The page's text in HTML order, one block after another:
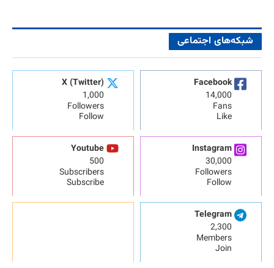
شبکه‌های اجتماعی
Facebook
14,000
Fans
Like
X (Twitter)
1,000
Followers
Follow
Instagram
30,000
Followers
Follow
Youtube
500
Subscribers
Subscribe
Telegram
2,300
Members
Join